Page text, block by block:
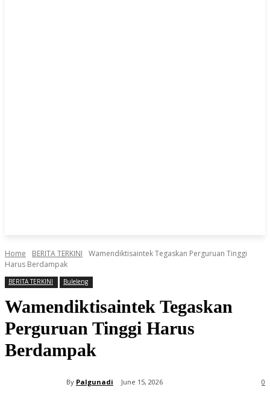
Home BERITA TERKINI
Wamendiktisaintek Tegaskan Perguruan Tinggi
Harus Berdampak
BERITA TERKINI Buleleng
Wamendiktisaintek Tegaskan
Perguruan Tinggi Harus
Berdampak
By Palgunadi June 15, 2026 0